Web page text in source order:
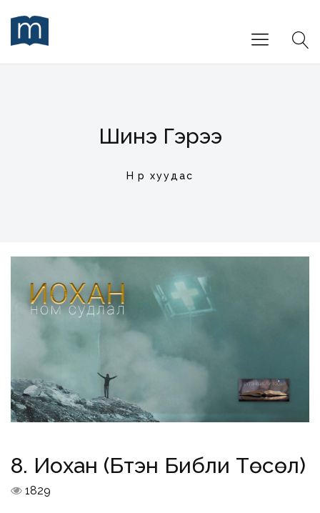
Шинэ Гэрээ
Нүүр хуудас
8. Иохан (Бүтэн Библи Төсөл)
1829